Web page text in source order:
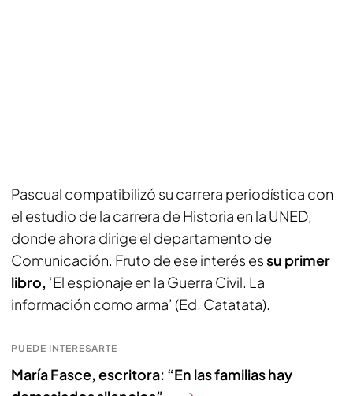
Pascual compatibilizó su carrera periodística con
el estudio de la carrera de Historia en la UNED,
donde ahora dirige el departamento de
Comunicación. Fruto de ese interés essu primer
libro, ‘El espionaje en la Guerra Civil. La
información como arma’ (Ed. Catatata).
PUEDE INTERESARTE
María Fasce, escritora: “En las familias hay